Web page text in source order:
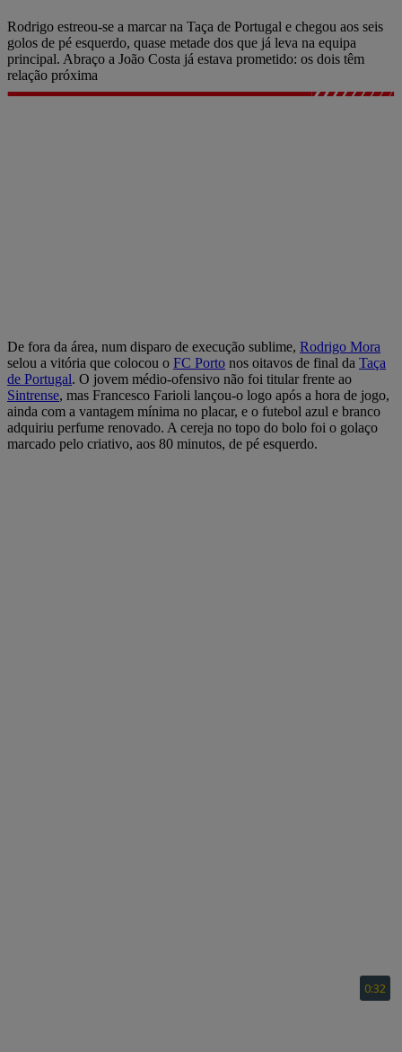
Rodrigo estreou-se a marcar na Taça de Portugal e chegou aos seis
golos de pé esquerdo, quase metade dos que já leva na equipa
principal. Abraço a João Costa já estava prometido: os dois têm
relação próxima
De fora da área, num disparo de execução sublime, Rodrigo Mora
selou a vitória que colocou o FC Porto nos oitavos de final da Taça
de Portugal. O jovem médio-ofensivo não foi titular frente ao
Sintrense, mas Francesco Farioli lançou-o logo após a hora de jogo,
ainda com a vantagem mínima no placar, e o futebol azul e branco
adquiriu perfume renovado. A cereja no topo do bolo foi o golaço
marcado pelo criativo, aos 80 minutos, de pé esquerdo.